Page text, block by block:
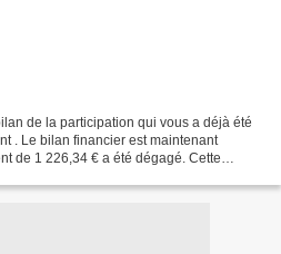
de la participation qui vous a déjà été
. Le bilan financier est maintenant
de 1 226,34 € a été dégagé. Cette